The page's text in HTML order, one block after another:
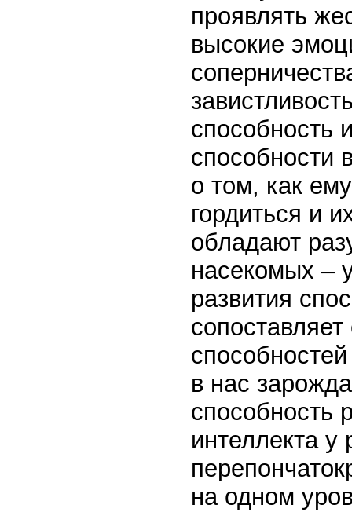
проявлять
высокие
способность
способности
о том, как
гордиться и
обладают
насекомых –
развития
в нас
способность
интеллекта
на одном